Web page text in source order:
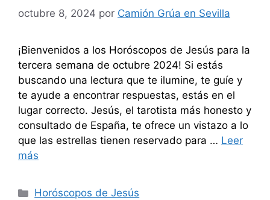
octubre 8, 2024 por Camión Grúa en Sevilla
¡Bienvenidos a los Horóscopos de Jesús para la
tercera semana de octubre 2024! Si estás
buscando una lectura que te ilumine, te guíe y
te ayude a encontrar respuestas, estás en el
lugar correcto. Jesús, el tarotista más honesto y
consultado de España, te ofrece un vistazo a lo
que las estrellas tienen reservado para … Leer
más
Categorías
Horóscopos de Jesús